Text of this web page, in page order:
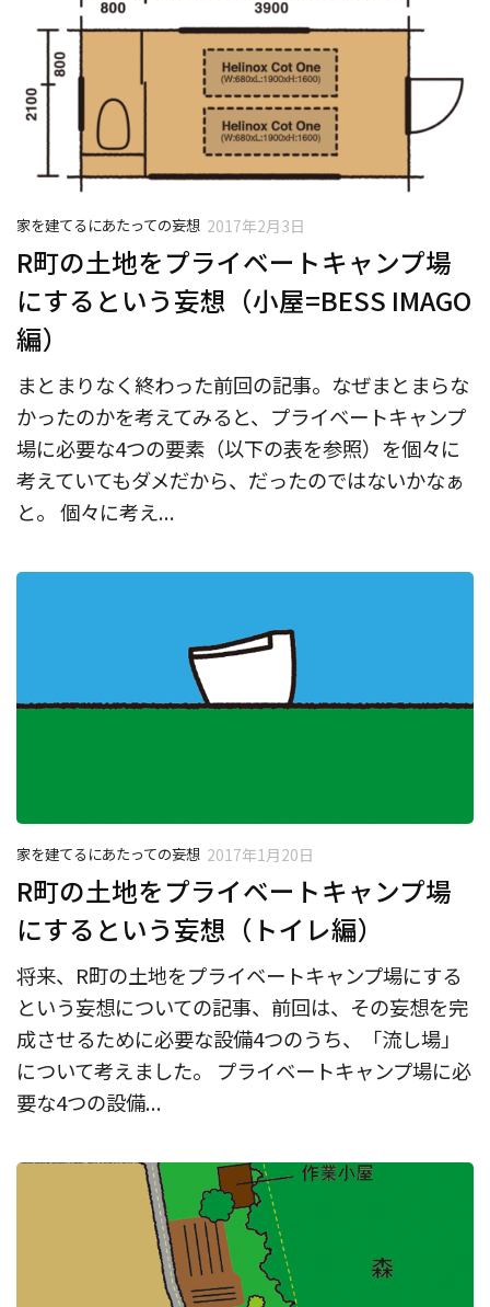
家を建てるにあたっての妄想 2017年2月3日
R町の土地をプライベートキャンプ場
にするという妄想（小屋=BESS IMAGO
編）
まとまりなく終わった前回の記事。なぜまとまらな
かったのかを考えてみると、プライベートキャンプ
場に必要な4つの要素（以下の表を参照）を個々に
考えていてもダメだから、だったのではないかなぁ
と。 個々に考え...
家を建てるにあたっての妄想 2017年1月20日
R町の土地をプライベートキャンプ場
にするという妄想（トイレ編）
将来、R町の土地をプライベートキャンプ場にする
という妄想についての記事、前回は、その妄想を完
成させるために必要な設備4つのうち、「流し場」
について考えました。 プライベートキャンプ場に必
要な4つの設備...